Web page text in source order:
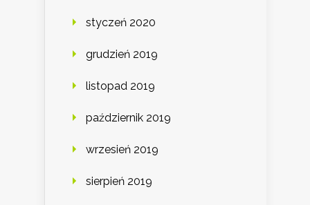
styczeń 2020
grudzień 2019
listopad 2019
październik 2019
wrzesień 2019
sierpień 2019